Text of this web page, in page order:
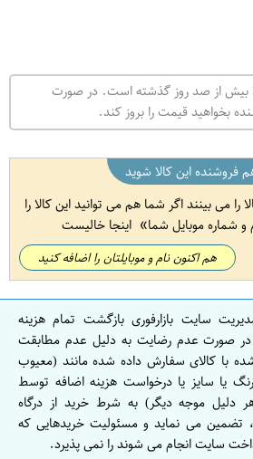
بیش از صد روز گذشته است. در صورت
بخواهید قیمت را بروز کند.
فروشنده این کالا شوید
را می بینند اگر شما هم می توانید این کالا را
و شماره موبایل شما اینجا خالیست
هم اکنون نام و موبایلتان را اضافه کنید
سایت بازارفوری بازگشت تمام هزینه
در صورت عدم رضایت به دلیل عدم مطابقت
با کالای سفارش داده شده مانند (معیوب
یا سایز یا درخواست هزینه اضافه توسط
دلیل موجه دیگر) به شرط خرید از درگاه
تضمین می نماید و مسئولیت خریدهایی که
سایت انجام می شوند را نمی پذیرد.